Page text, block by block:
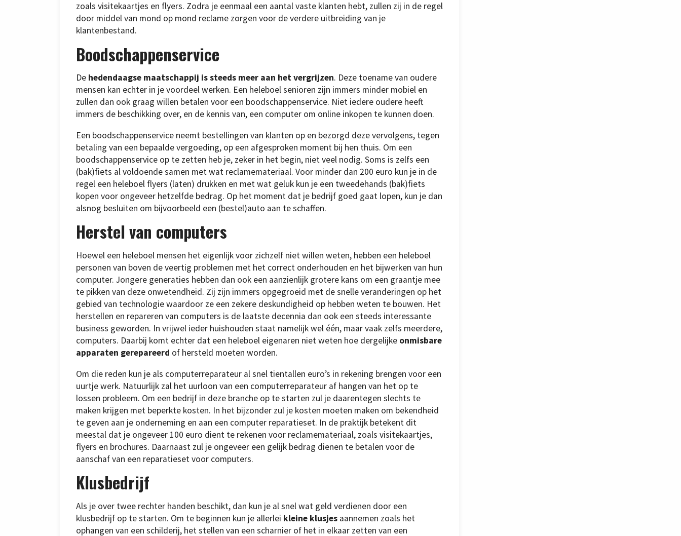
zoals visitekaartjes en flyers. Zodra je eenmaal een aantal vaste klanten hebt, zullen zij in de regel
door middel van mond op mond reclame zorgen voor de verdere uitbreiding van je
klantenbestand.
Boodschappenservice
De hedendaagse maatschappij is steeds meer aan het vergrijzen. Deze toename van oudere
mensen kan echter in je voordeel werken. Een heleboel senioren zijn immers minder mobiel en
zullen dan ook graag willen betalen voor een boodschappenservice. Niet iedere oudere heeft
immers de beschikking over, en de kennis van, een computer om online inkopen te kunnen doen.
Een boodschappenservice neemt bestellingen van klanten op en bezorgd deze vervolgens, tegen
betaling van een bepaalde vergoeding, op een afgesproken moment bij hen thuis. Om een
boodschappenservice op te zetten heb je, zeker in het begin, niet veel nodig. Soms is zelfs een
(bak)fiets al voldoende samen met wat reclamemateriaal. Voor minder dan 200 euro kun je in de
regel een heleboel flyers (laten) drukken en met wat geluk kun je een tweedehands (bak)fiets
kopen voor ongeveer hetzelfde bedrag. Op het moment dat je bedrijf goed gaat lopen, kun je dan
alsnog besluiten om bijvoorbeeld een (bestel)auto aan te schaffen.
Herstel van computers
Hoewel een heleboel mensen het eigenlijk voor zichzelf niet willen weten, hebben een heleboel
personen van boven de veertig problemen met het correct onderhouden en het bijwerken van hun
computer. Jongere generaties hebben dan ook een aanzienlijk grotere kans om een graantje mee
te pikken van deze onwetendheid. Zij zijn immers opgegroeid met de snelle veranderingen op het
gebied van technologie waardoor ze een zekere deskundigheid op hebben weten te bouwen. Het
herstellen en repareren van computers is de laatste decennia dan ook een steeds interessante
business geworden. In vrijwel ieder huishouden staat namelijk wel één, maar vaak zelfs meerdere,
computers. Daarbij komt echter dat een heleboel eigenaren niet weten hoe dergelijke onmisbare
apparaten gerepareerd of hersteld moeten worden.
Om die reden kun je als computerreparateur al snel tientallen euro’s in rekening brengen voor een
uurtje werk. Natuurlijk zal het uurloon van een computerreparateur af hangen van het op te
lossen probleem. Om een bedrijf in deze branche op te starten zul je daarentegen slechts te
maken krijgen met beperkte kosten. In het bijzonder zul je kosten moeten maken om bekendheid
te geven aan je onderneming en aan een computer reparatieset. In de praktijk betekent dit
meestal dat je ongeveer 100 euro dient te rekenen voor reclamemateriaal, zoals visitekaartjes,
flyers en brochures. Daarnaast zul je ongeveer een gelijk bedrag dienen te betalen voor de
aanschaf van een reparatieset voor computers.
Klusbedrijf
Als je over twee rechter handen beschikt, dan kun je al snel wat geld verdienen door een
klusbedrijf op te starten. Om te beginnen kun je allerlei kleine klusjes aannemen zoals het
ophangen van een schilderij, het stellen van een scharnier of het in elkaar zetten van een